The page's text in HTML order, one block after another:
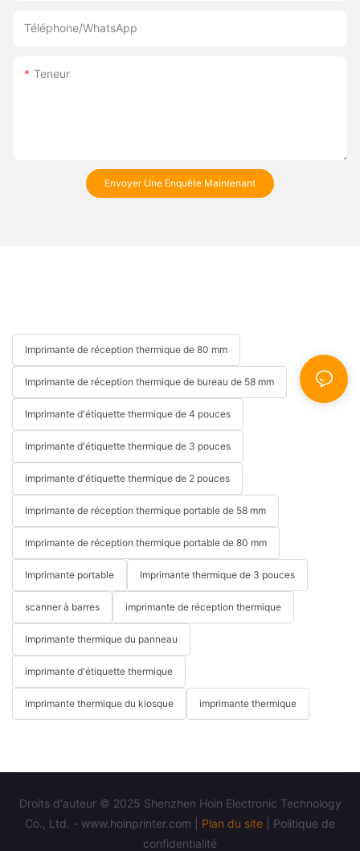
Téléphone/WhatsApp
Teneur
Envoyer Une Enquête Maintenant
Imprimante de réception thermique de 80 mm
Imprimante de réception thermique de bureau de 58 mm
Imprimante d'étiquette thermique de 4 pouces
Imprimante d'étiquette thermique de 3 pouces
Imprimante d'étiquette thermique de 2 pouces
Imprimante de réception thermique portable de 58 mm
Imprimante de réception thermique portable de 80 mm
Imprimante portable Imprimante thermique de 3 pouces
scanner à barres imprimante de réception thermique
Imprimante thermique du panneau
imprimante d'étiquette thermique
Imprimante thermique du kiosque imprimante thermique
Droits d'auteur © 2025 Shenzhen Hoin Electronic Technology
Co., Ltd. - www.hoinprinter.com |
Plan du site
Politique de
confidentialité